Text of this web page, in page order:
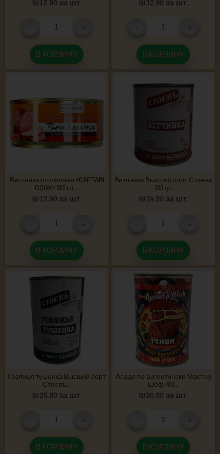
В КОРЗИНУ В КОРЗИНУ
Ветчинка столичная «CAPTAIN
COOK» 300 гр....
₪12.90 за шт.
В КОРЗИНУ
Ветчинка Высший сорт Стоевъ
300 гр.
₪14.90 за шт.
В КОРЗИНУ
Говяжья тушенка Высший сорт
Стоевъ...
₪25.90 за шт.
В КОРЗИНУ
Асадо по аргентински Мастер
Шеф 400...
₪26.90 за шт.
В КОРЗИНУ